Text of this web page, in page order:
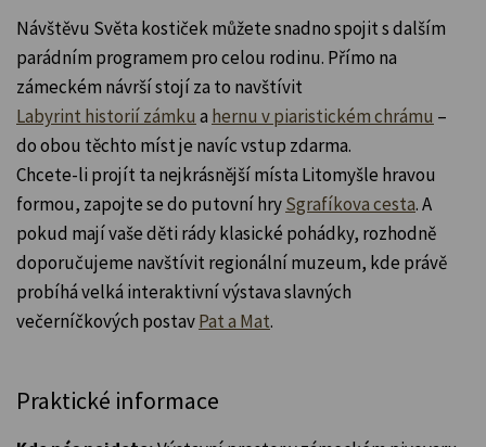
Návštěvu Světa kostiček můžete snadno spojit s dalším
parádním programem pro celou rodinu. Přímo na
zámeckém návrší stojí za to navštívit
Labyrint historií zámku a hernu v piaristickém chrámu –
do obou těchto míst je navíc vstup zdarma.
Chcete-li projít ta nejkrásnější místa Litomyšle hravou
formou, zapojte se do putovní hrySgrafíkova cesta. A
pokud mají vaše děti rády klasické pohádky, rozhodně
doporučujeme navštívit regionální muzeum, kde právě
probíhá velká interaktivní výstava slavných
večerníčkových postavPat a Mat.
Praktické informace